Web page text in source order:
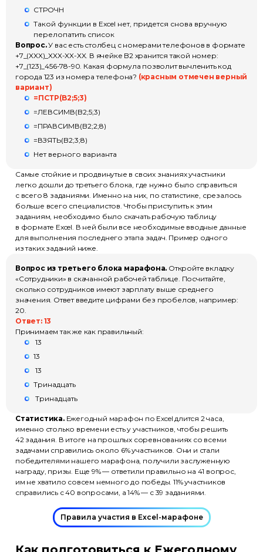
СТРОЧН
Такой функции в Excel нет, придется снова вручную
перелопатить список
Вопрос.У вас есть столбец с номерами телефонов в формате
+7_(XXX)_XXX-XX-XX. В ячейке B2 хранится такой номер:
+7_(123)_456-78-90. Какая формула позволит вычленить код
города 123 из номера телефона? (красным отмечен верный
вариант)
=ПСТР(B2;5;3)
=ЛЕВСИМВ(B2;5;3)
=ПРАВСИМВ(B2;2;8)
=ВЗЯТЬ(B2;3;8)
Нет верного варианта
Самые стойкие и продвинутые в своих знаниях участники
легко дошли до третьего блока, где нужно было справиться
с всего 8 заданиями. Именно на них, по статистике, срезалось
больше всего специалистов. Чтобы приступить к этим
заданиям, необходимо было скачать рабочую таблицу
в формате Excel. В ней были все необходимые вводные данные
для выполнения последнего этапа задач. Пример одного
из таких заданий ниже.
Вопрос из третьего блока марафона. Откройте вкладку
«Сотрудники» в скачанной рабочей таблице. Посчитайте,
сколько сотрудников имеют зарплату выше среднего
значения. Ответ введите цифрами без пробелов, например:
20.
Ответ: 13
Принимаем так же как правильный:
13
13
13
Тринадцать
Тринадцать
Статистика.Ежегодный марафон по Excel длится 2 часа,
именно столько времени есть у участников, чтобы решить
42 задания. В итоге на прошлых соревнованиях со всеми
задачами справились около 6% участников. Они и стали
победителями нашего марафона, получили заслуженную
награду, призы. Еще 9% — ответили правильно на 41 вопрос,
им не хватило совсем немного до победы. 11% участников
справились с 40 вопросами, а 14% — с 39 заданиями.
Правила участия в Excel-марафоне